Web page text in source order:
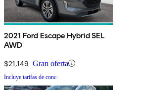
2021 Ford Escape Hybrid SEL
AWD
$21,149 Gran oferta
Incluye tarifas de conc.